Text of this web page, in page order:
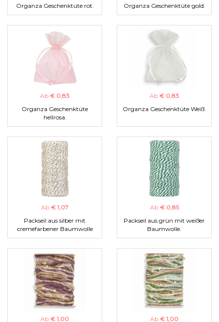
Organza Geschenktüte rot.
Organza Geschenktüte gold.
Ab € 0,83
Organza Geschenktüte
hellrosa.
Ab € 0,83
Organza Geschenktüte Weiß.
Ab € 1,07
Packseil aus silber mit
cremefarbener Baumwolle
Ab € 0,85
Packseil aus grün mit weißer
Baumwolle.
Ab € 1,00 Ab € 1,00